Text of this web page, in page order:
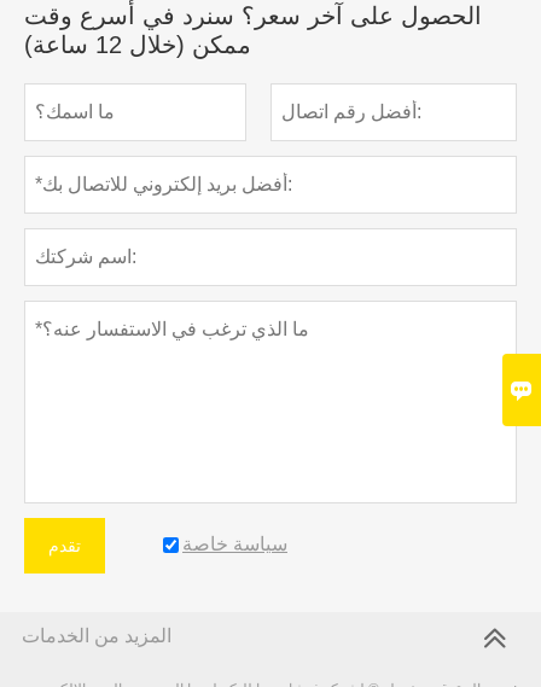
الحصول على آخر سعر؟ سنرد في أسرع وقت
ممكن (خلال 12 ساعة)
تقدم سياسة خاصة
المزيد من الخدمات
